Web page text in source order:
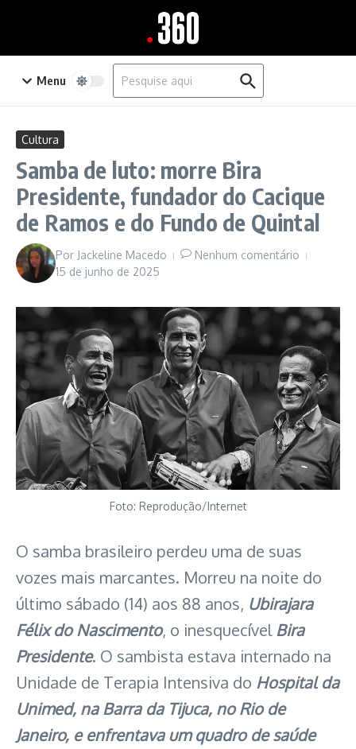
Menu
Procurar por:
Cultura
Samba de luto: morre Bira
Presidente, fundador do Cacique
de Ramos e do Fundo de Quintal
Por Jackeline Macedo
Nenhum comentário
15 de junho de 2025
Foto: Reprodução/Internet
O samba brasileiro perdeu uma de suas
vozes mais marcantes. Morreu na noite do
último sábado (14) aos 88 anos, Ubirajara
Félix do Nascimento, o inesquecível Bira
Presidente. O sambista estava internado na
Unidade de Terapia Intensiva do Hospital da
Unimed, na Barra da Tijuca, no Rio de
Janeiro, e enfrentava um quadro de saúde